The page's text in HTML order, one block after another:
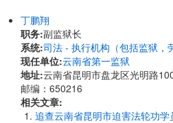
丁鹏翔
职务:副监狱长
系统:司法 - 执行机构（包括监狱，
现任单位:云南省第一监狱
地址:云南省昆明市盘龙区光明路
邮编：650216
相关文章:
追查云南省昆明市迫害法轮功